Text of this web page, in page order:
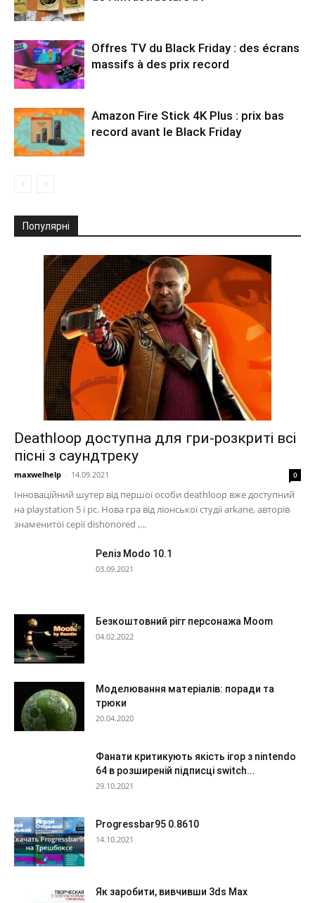
Offres TV du Black Friday : des écrans
massifs à des prix record
Amazon Fire Stick 4K Plus : prix bas
record avant le Black Friday
Популярні
Deathloop доступна для гри-розкриті всі
пісні з саундтреку
maxwelhelp - 14.09.2021 0
Інноваційний шутер від першої особи deathloop вже доступний
на playstation 5 і pc. Нова гра від ліонської студії arkane, авторів
знаменитої серії dishonored ,...
Реліз Modo 10.1
03.09.2021
Безкоштовний рігг персонажа Moom
04.02.2022
Моделювання матеріалів: поради та
трюки
20.04.2020
Фанати критикують якість ігор з nintendo
64 в розширеній підписці switch...
29.10.2021
Progressbar95 0.8610
14.10.2021
Як заробити, вивчивши 3ds Max